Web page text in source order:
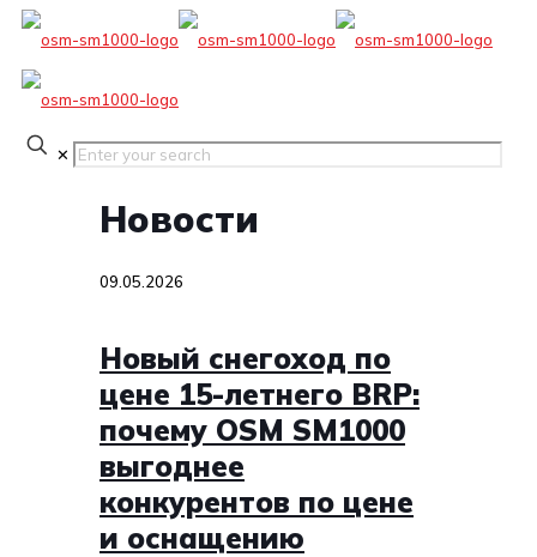
✕
Новости
09.05.2026
Новый снегоход по
цене 15-летнего BRP:
почему OSM SM1000
выгоднее
конкурентов по цене
и оснащению